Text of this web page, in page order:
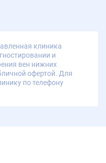
клиника
и
вен нижних
офертой. Для
по телефону